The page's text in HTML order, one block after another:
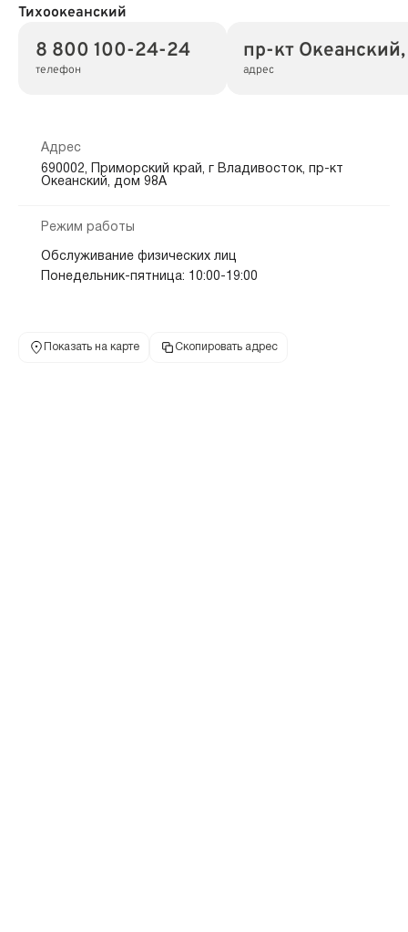
Тихоокеанский
8 800 100-24-24
телефон
пр-кт
адрес
Адрес
690002, Приморский край, г Владивосток, пр-кт
Океанский, дом 98А
Режим работы
Обслуживание физических лиц
Понедельник-пятница: 10:00-19:00
Показать на карте Скопировать адрес